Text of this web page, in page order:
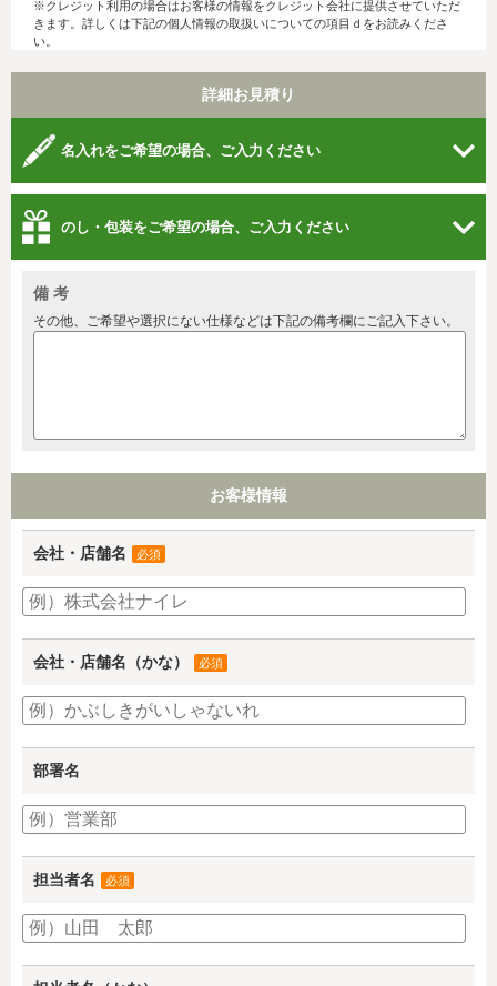
※クレジット利用の場合はお客様の情報をクレジット会社に提供させていただ
きます。詳しくは下記の個人情報の取扱いについての項目ｄをお読みくださ
い。
詳細お見積り
名入れをご希望の場合、ご入力ください
のし・包装をご希望の場合、ご入力ください
備 考
その他、ご希望や選択にない仕様などは下記の備考欄にご記入下さい。
お客様情報
会社・店舗名 必須
会社・店舗名（かな） 必須
部署名
担当者名 必須